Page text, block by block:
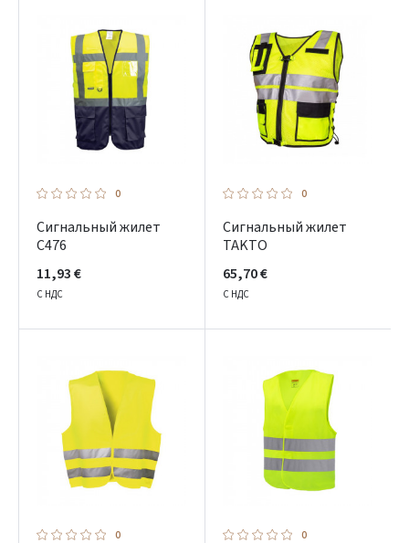
0
Сигнальный жилет
C476
11,93 €
С НДС
0
Сигнальный жилет
TAKTO
65,70 €
С НДС
0 0